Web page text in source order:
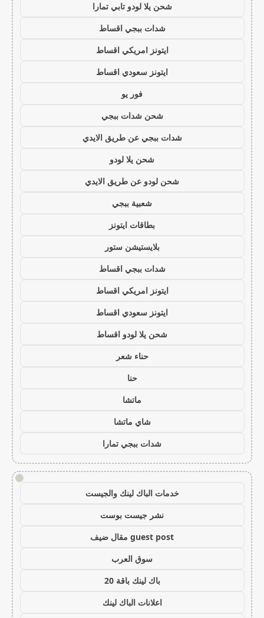
شحن يلا لودو تابي تمارا
شدات ببجي اقساط
ايتونز امريكي اقساط
ايتونز سعودي اقساط
فور يو
شحن شدات ببجي
شدات ببجي عن طريق الايدي
شحن يلا لودو
شحن لودو عن طريق الايدي
شعبية ببجي
بطاقات ايتونز
بلايستيشن ستور
شدات ببجي اقساط
ايتونز امريكي اقساط
ايتونز سعودي اقساط
شحن يلا لودو اقساط
حناء شعر
حنا
ماتشا
شاي ماتشا
شدات ببجي تمارا
!
خدمات الباك لينك والجيست
نشر جيست بوست
guest post مقال ضيف
سوق العرب
باك لينك باقة 20
اعلانات الباك لينك